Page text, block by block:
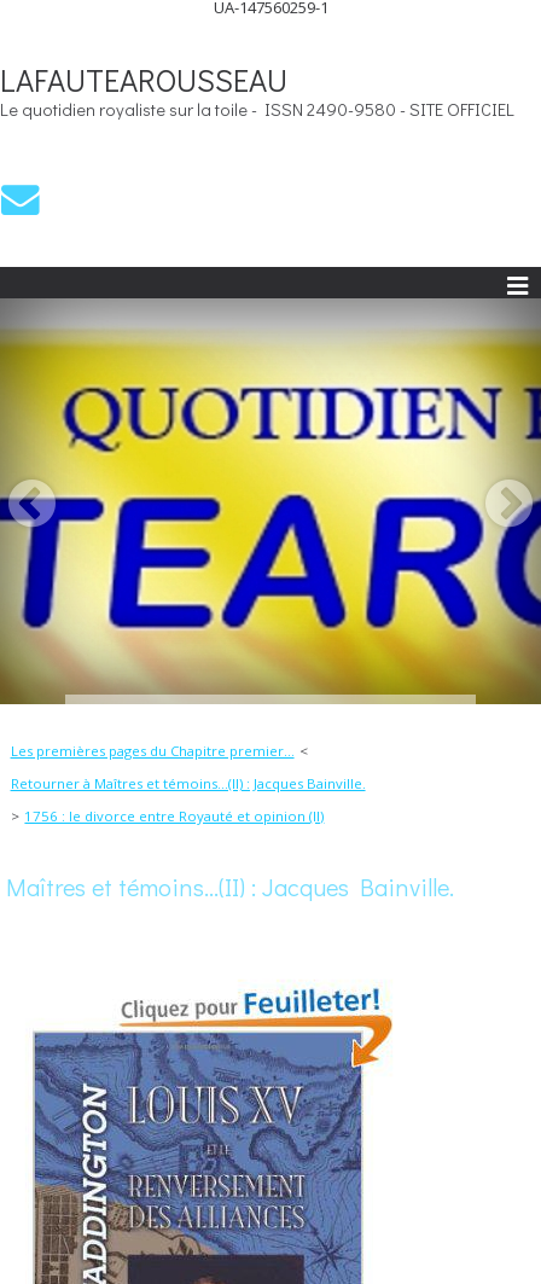
UA-147560259-1
LAFAUTEAROUSSEAU
Le quotidien royaliste sur la toile - ISSN 2490-9580 - SITE OFFICIEL
Les premières pages du Chapitre premier...
Retourner à Maîtres et témoins...(II) : Jacques Bainville.
1756 : le divorce entre Royauté et opinion (II)
Maîtres et témoins...(II) : Jacques Bainville.